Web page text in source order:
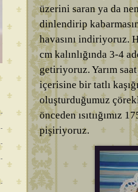
üzerini saran ya da
dinlendirip
havasını indiriyoruz.
cm kalınlığında 3-4
getiriyoruz. Yarım
içerisine bir tatlı
oluşturduğumuz
önceden ısıtıığımız
pişiriyoruz.